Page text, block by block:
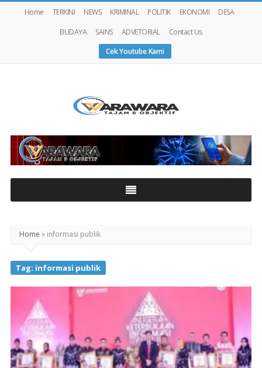
Home TERKINI NEWS KRIMINAL POLITIK EKONOMI
DESA
BUDAYA
SAINS ADVETORIAL
Contact Us
Cek Youtube Kami
Warawaranews
Home » informasi publik
Tag: informasi publik